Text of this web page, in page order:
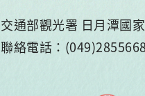
交通部觀光署 日月潭國
聯絡電話：